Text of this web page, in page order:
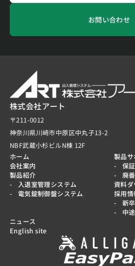
お問い合わせ
株式会社アート
〒211-0012
神奈川県川崎市中原区中丸子13-2
NBF武蔵小杉ビルN棟 12F
ホーム
会社案内
製品紹介
入退室管理システム
電気錠制御盤システム
製品サ
保
廃
資料
採用情
新
中
ニュース
English site